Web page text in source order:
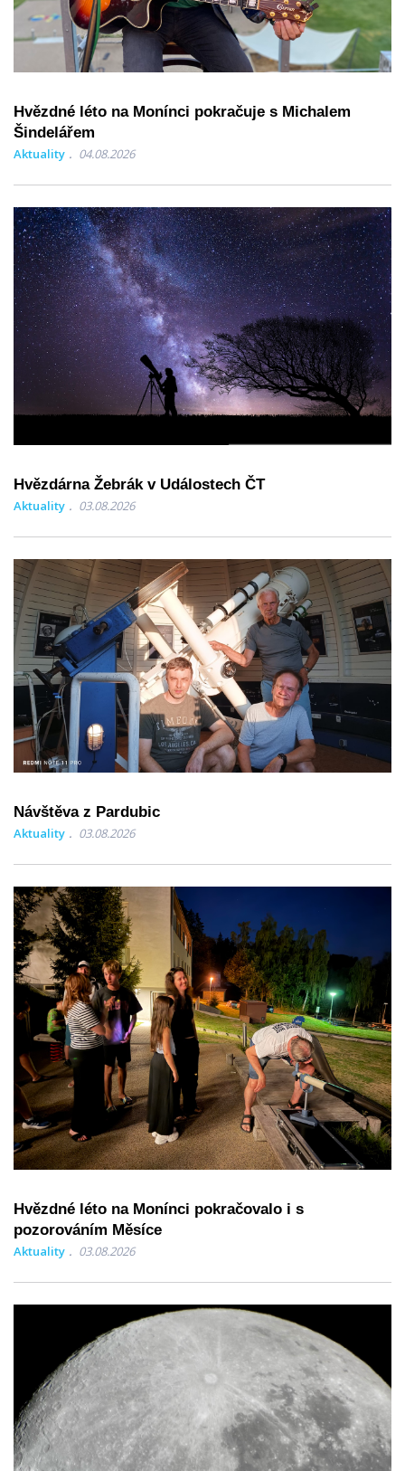
Hvězdné léto na Monínci pokračuje s Michalem
Šindelářem
Aktuality 04.08.2026
Hvězdárna Žebrák v Událostech ČT
Aktuality 03.08.2026
Návštěva z Pardubic
Aktuality 03.08.2026
Hvězdné léto na Monínci pokračovalo i s
pozorováním Měsíce
Aktuality 03.08.2026